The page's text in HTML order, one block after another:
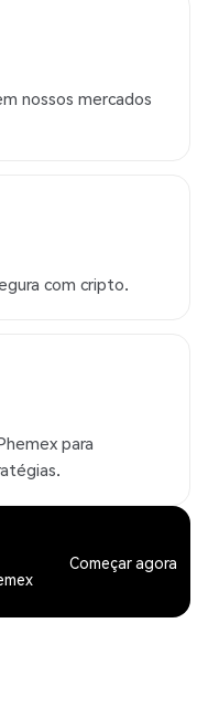
nossos mercados
com cripto.
para
Começar agora